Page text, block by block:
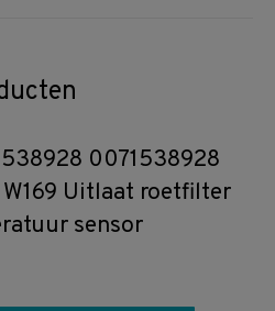
0071538928
Uitlaat roetfilter
sensor